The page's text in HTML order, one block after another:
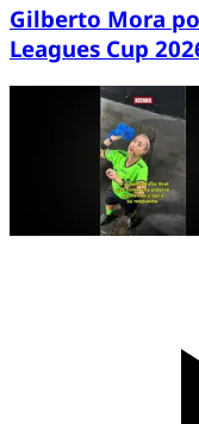
Gilberto Mora
Leagues Cup